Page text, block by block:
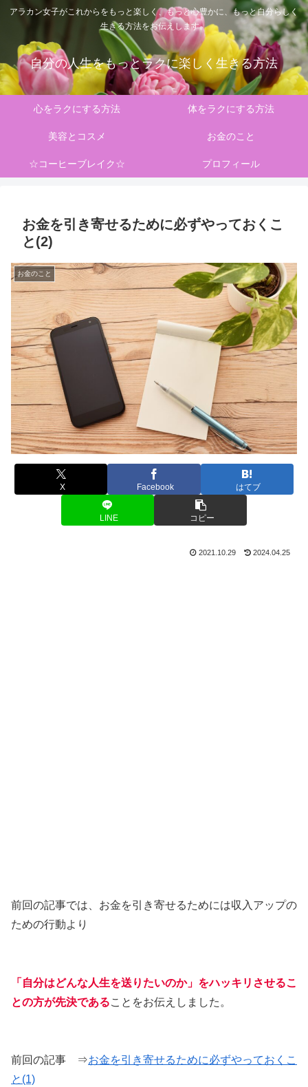
アラカン女子がこれからをもっと楽しく、もっと心豊かに、もっと自分らしく
生きる方法をお伝えします。
自分の人生をもっとラクに楽しく生きる方法
心をラクにする方法 体をラクにする方法
美容とコスメ お金のこと
☆コーヒーブレイク☆ プロフィール
お金を引き寄せるために必ずやっておくこ
と(2)
お金のこと
X Facebook はてブ
LINE コピー
2021.10.29 2024.04.25
前回の記事では、お金を引き寄せるためには収入アップの
ための行動より
「自分はどんな人生を送りたいのか」をハッキリさせるこ
との方が先決であることをお伝えしました。
前回の記事 ⇒お金を引き寄せるために必ずやっておくこ
と(1)